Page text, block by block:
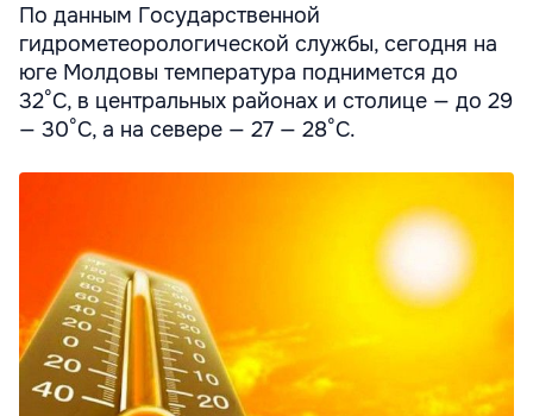
По данным Государственной
гидрометеорологической службы, сегодня на
юге Молдовы температура поднимется до
32°C, в центральных районах и столице — до 29
— 30°C, а на севере — 27 — 28°C.